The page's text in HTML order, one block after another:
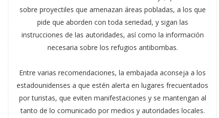
sobre proyectiles que amenazan áreas pobladas, a los que
pide que aborden con toda seriedad, y sigan las
instrucciones de las autoridades, así como la información
necesaria sobre los refugios antibombas.
Entre varias recomendaciones, la embajada aconseja a los
estadounidenses a que estén alerta en lugares frecuentados
por turistas, que eviten manifestaciones y se mantengan al
tanto de lo comunicado por medios y autoridades locales.